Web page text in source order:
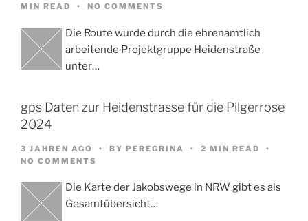
MIN READ
NO COMMENTS
Die Route wurde durch die ehrenamtlich
arbeitende Projektgruppe Heidenstraße
unter…
gps Daten zur Heidenstrasse für die Pilgerrose
2024
3 JAHREN AGO BY PEREGRINA
2 MIN READ
NO COMMENTS
Die Karte der Jakobswege in NRW gibt es als
Gesamtübersicht…